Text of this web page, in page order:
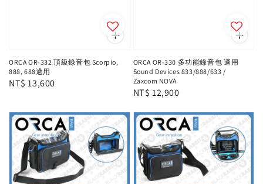
ORCA OR-332 頂級錄音包 Scorpio,
888, 688適用
Regular
NT$ 13,600
ORCA OR-330 多功能錄音包 適用
Sound Devices 833/888/633 /
Zaxcom NOVA
Regular
NT$ 12,900